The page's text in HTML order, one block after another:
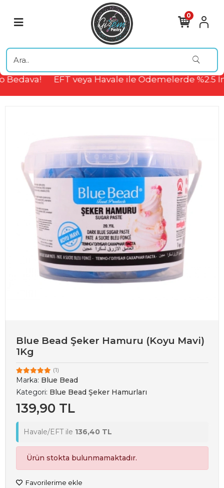
EFT veya Havale ile Ödemelerde %2.5
0
Blue Bead Şeker Hamuru (Koyu Mavi)
1Kg
(1)
Marka: Blue Bead
Kategori: Blue Bead Şeker Hamurları
139,90 TL
Havale/EFT ile 136,40 TL
Ürün stokta bulunmamaktadır.
Favorilerime ekle